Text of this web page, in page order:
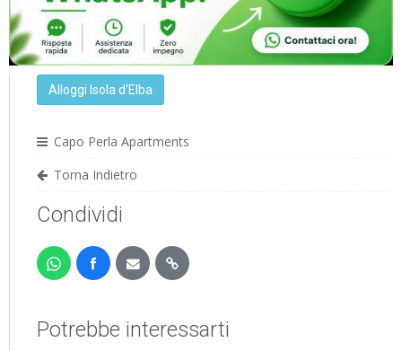
Alloggi Isola d'Elba
Capo Perla Apartments
Torna Indietro
Condividi
Potrebbe interessarti